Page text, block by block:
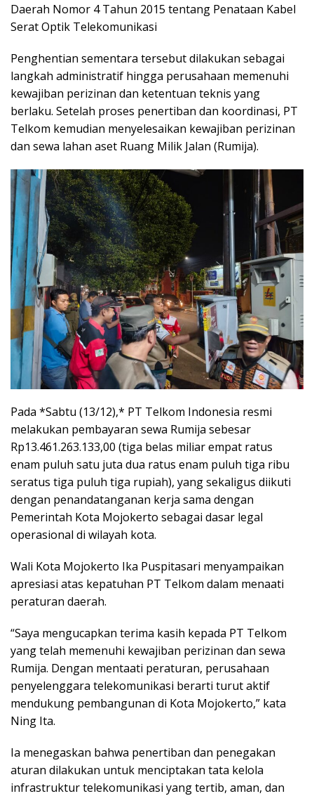
Daerah Nomor 4 Tahun 2015 tentang Penataan Kabel
Serat Optik Telekomunikasi
Penghentian sementara tersebut dilakukan sebagai
langkah administratif hingga perusahaan memenuhi
kewajiban perizinan dan ketentuan teknis yang
berlaku. Setelah proses penertiban dan koordinasi, PT
Telkom kemudian menyelesaikan kewajiban perizinan
dan sewa lahan aset Ruang Milik Jalan (Rumija).
Pada *Sabtu (13/12),* PT Telkom Indonesia resmi
melakukan pembayaran sewa Rumija sebesar
Rp13.461.263.133,00 (tiga belas miliar empat ratus
enam puluh satu juta dua ratus enam puluh tiga ribu
seratus tiga puluh tiga rupiah), yang sekaligus diikuti
dengan penandatanganan kerja sama dengan
Pemerintah Kota Mojokerto sebagai dasar legal
operasional di wilayah kota.
Wali Kota Mojokerto Ika Puspitasari menyampaikan
apresiasi atas kepatuhan PT Telkom dalam menaati
peraturan daerah.
“Saya mengucapkan terima kasih kepada PT Telkom
yang telah memenuhi kewajiban perizinan dan sewa
Rumija. Dengan mentaati peraturan, perusahaan
penyelenggara telekomunikasi berarti turut aktif
mendukung pembangunan di Kota Mojokerto,” kata
Ning Ita.
Ia menegaskan bahwa penertiban dan penegakan
aturan dilakukan untuk menciptakan tata kelola
infrastruktur telekomunikasi yang tertib, aman, dan